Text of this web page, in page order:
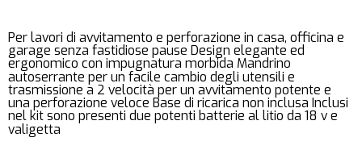
Per lavori di avvitamento e perforazione in casa, officina e
garage senza fastidiose pause Design elegante ed
ergonomico con impugnatura morbida Mandrino
autoserrante per un facile cambio degli utensili e
trasmissione a 2 velocità per un avvitamento potente e
una perforazione veloce Base di ricarica non inclusa Inclusi
nel kit sono presenti due potenti batterie al litio da 18 v e
valigetta